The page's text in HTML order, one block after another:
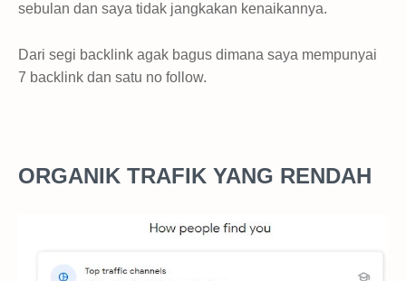
sebulan dan saya tidak jangkakan kenaikannya.
Dari segi backlink agak bagus dimana saya mempunyai
7 backlink dan satu no follow.
ORGANIK TRAFIK YANG RENDAH